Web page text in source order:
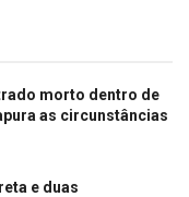
morto dentro de
as circunstâncias
e duas